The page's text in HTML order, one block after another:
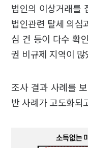
법인의 이상거래를
법인관련 탈세 의심
심 건 등이 다수 확
권 비규제 지역이 많
조사 결과 사례를
반 사례가 고도화되